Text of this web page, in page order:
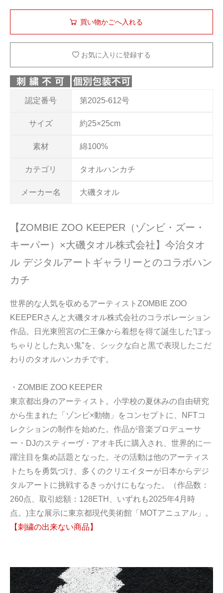
認定番号 第2025-612号
サイズ 約25×25cm
素材 綿100%
カテゴリ タオルハンカチ
メーカー名 大磯タオル
お気に入りに登録する
【ZOMBIE ZOO KEEPER（ゾンビ・ズー・
キーパー）×大磯タオル株式会社】今治タオ
ル デジタルアートギャラリーとのコラボハン
カチ
世界的な人気を収めるアーティストZOMBIE ZOO
KEEPERさんと大磯タオル株式会社のコラボレーション
作品。日光東照宮の仁王像から着想を得て誕生した”ぽっ
ちゃりとした丸い鬼”を、シックな白と黒で表現したこだ
わりのタオルハンカチです。
・ZOMBIE ZOO KEEPER
東京都出身のアーティスト。小学校の夏休みの自由研究
から生まれた「ゾンビ×動物」をコンセプトに、NFTコ
レクションの制作を始めた。作品が音楽プロデューサ
ー・DJのスティーヴ・アオキ氏に購入され、世界的に一
躍注目を集め話題となった。その活動は他のアーティス
トたちを勇気づけ、多くのクリエイターが日本からデジ
タルアートに挑戦するきっかけにもなった。（作品数：
260点、取引総額：128ETH、いずれも2025年4月時
点。)主な展示に東京都現代美術館「MOTアニュアル」。
【刺繍の出来ない商品】